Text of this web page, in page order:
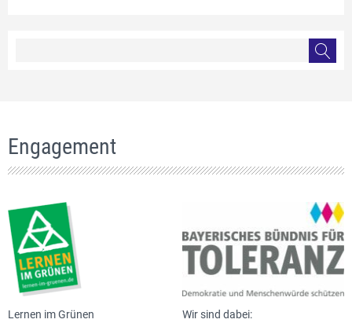
Engagement
Lernen im Grünen
Wir sind dabei: